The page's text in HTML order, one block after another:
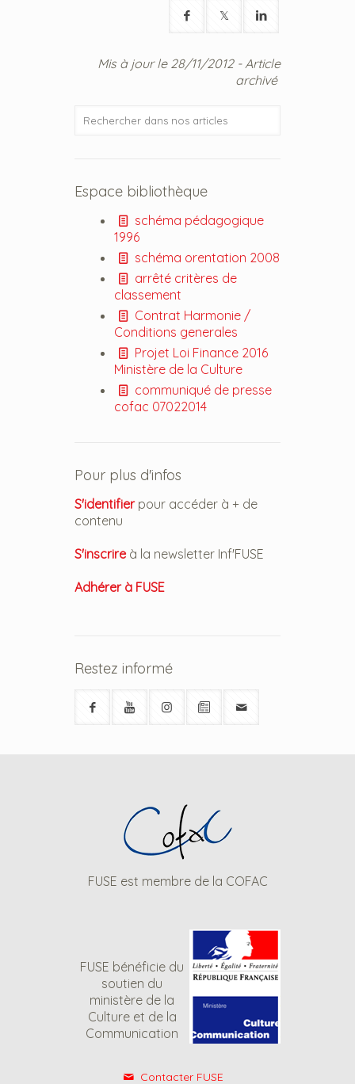
Mis à jour le 28/11/2012 - Article
archivé
Espace bibliothèque
schéma pédagogique
1996
schéma orentation 2008
arrêté critères de
classement
Contrat Harmonie /
Conditions generales
Projet Loi Finance 2016
Ministère de la Culture
communiqué de presse
cofac 07022014
Pour plus d'infos
S'identifierpour accéder à + de
contenu
S'inscrireà la newsletter Inf'FUSE
Adhérer à FUSE
Restez informé
FUSE est membre de la COFAC
FUSE bénéficie du
soutien du
ministère de la
Culture et de la
Communication
Contacter FUSE